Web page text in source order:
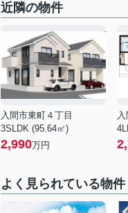
近隣の物件
入間市東町４丁目
3SLDK (95.64㎡)
2,990万円
よく見られている物件